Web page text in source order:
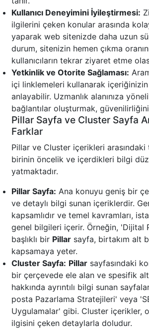
Kullanıcı Deneyimini İyileştirmesi:
ilgilerini çeken konular arasında
yaparak web sitenizde daha uzun
durum, sitenizin hemen çıkma
kullanıcıların tekrar ziyaret etme
Yetkinlik ve Otorite Sağlaması:
içi linklemeleri kullanarak
anlayabilir. Uzmanlık alanınıza
bağlantılar oluşturmak,
Pillar Sayfa ve Cluster Sayfa
Farklar
Pillar ve Cluster içerikleri
birinin öncelik ve içerdikleri bilgi
yatmaktadır.
Pillar Sayfa: Ana konuyu geniş bir
ve detaylı bilgi sunan içeriklerdir.
kapsamlıdır ve temel kavramları,
genel bilgileri içerir. Örneğin, 'Dijital
başlıklı bir Pillar sayfa, birtakım alt
kapsamaya yeter.
Cluster Sayfa: Pillar sayfasındaki
bir çerçevede ele alan ve spesifik
hakkında ayrıntılı bilgi sunan
posta Pazarlama Stratejileri' veya
Uygulamalar' gibi. Cluster içerikler,
ilgisini çeken detaylarla doludur.